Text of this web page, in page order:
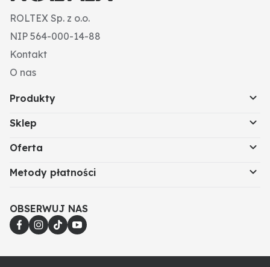
ROLTEX Sp. z o.o.
NIP 564-000-14-88
Kontakt
O nas
Produkty
Sklep
Oferta
Metody płatności
OBSERWUJ NAS